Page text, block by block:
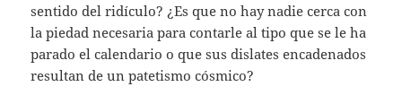
sentido del ridículo? ¿Es que no hay nadie cerca con
la piedad necesaria para contarle al tipo que se le ha
parado el calendario o que sus dislates encadenados
resultan de un patetismo cósmico?